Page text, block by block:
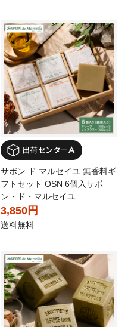
サボン ド マルセイユ 無香料ギ
フトセット OSN 6個入サボ
ン・ド・マルセイユ
3,850円
送料無料